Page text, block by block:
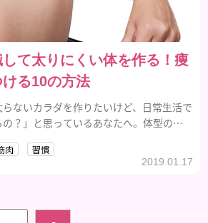
して太りにくい体を作る！痩
る10の方法
らないカラダを作りたいけど、日常生活で
？」と思っているあなたへ。体型のキ
をご紹介します！
肉 習慣
2019.01.17